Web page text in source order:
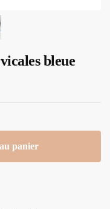
bleue
panier